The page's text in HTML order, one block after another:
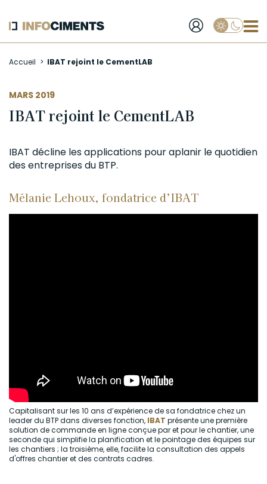
au
principal
Accueil IBAT rejoint le CementLAB
MARS 2019
IBAT rejoint le CementLAB
IBAT décline les applications pour aplanir le quotidien
des entreprises du BTP.
Mélanie Lehoux, fondatrice d’IBAT
Capitalisant sur les 10 ans d’expérience de sa fondatrice chez un
leader du BTP dans diverses fonction, IBAT présente une première
solution de commande en ligne conçue par et pour le chantier, une
seconde qui simplifie la planification et le pointage des équipes sur
les chantiers ; la troisième, elle, facilite la consultation des appels
d'offres chantier et des contrats cadres.